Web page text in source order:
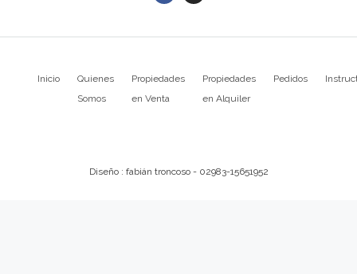
Inicio
Quienes
Somos
Propiedades
en Venta
Propiedades
en Alquiler
Pedidos
Diseño : fabián troncoso - 02983-15651952